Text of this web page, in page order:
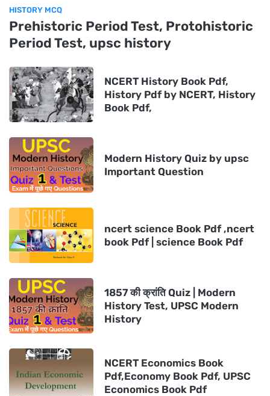
HISTORY MCQ
Prehistoric Period Test, Protohistoric
Period Test, upsc history
NCERT History Book Pdf,
History Pdf by NCERT, History
Book Pdf,
Modern History Quiz by upsc
Important Question
ncert science Book Pdf ,ncert
book Pdf | science Book Pdf
1857 की क्रांति Quiz | Modern
History Test, UPSC Modern
History
NCERT Economics Book
Pdf,Economy Book Pdf, UPSC
Economics Book Pdf